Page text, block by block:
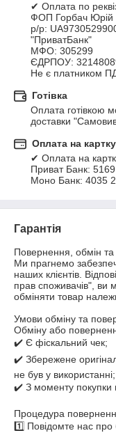
✔ Оплата по
ФОП Горбач Юрій
р/р:
"ПриватБанк"
МФО: 305299
ЄДРПОУ:
Не є платником
Готівка
Оплата готівкою
доставки
Оплата на
✔ Оплата на
Приват Банк:
Моно Банк: 4035
Гарантія
Повернення, обмін та
Ми прагнемо
наших клієнтів.
прав споживачів", ви
обміняти товар
Умови обміну та
Обміну або
✔️ Є фіскальний чек;
✔️ Збережене
не був у використанні;
✔️ З моменту покупки
Процедура
1️⃣ Повідомте нас